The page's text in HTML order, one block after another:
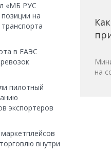
«МБ РУС
на
в ЕАЭС
пилотный
экспортеров
внутри
на